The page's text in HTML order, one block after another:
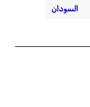
السودان